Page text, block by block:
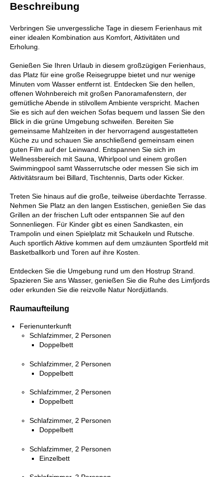
Beschreibung
Verbringen Sie unvergessliche Tage in diesem Ferienhaus mit
einer idealen Kombination aus Komfort, Aktivitäten und
Erholung.
Genießen Sie Ihren Urlaub in diesem großzügigen Ferienhaus,
das Platz für eine große Reisegruppe bietet und nur wenige
Minuten vom Wasser entfernt ist. Entdecken Sie den hellen,
offenen Wohnbereich mit großen Panoramafenstern, der
gemütliche Abende in stilvollem Ambiente verspricht. Machen
Sie es sich auf den weichen Sofas bequem und lassen Sie den
Blick in die grüne Umgebung schweifen. Bereiten Sie
gemeinsame Mahlzeiten in der hervorragend ausgestatteten
Küche zu und schauen Sie anschließend gemeinsam einen
guten Film auf der Leinwand. Entspannen Sie sich im
Wellnessbereich mit Sauna, Whirlpool und einem großen
Swimmingpool samt Wasserrutsche oder messen Sie sich im
Aktivitätsraum bei Billard, Tischtennis, Darts oder Kicker.
Treten Sie hinaus auf die große, teilweise überdachte Terrasse.
Nehmen Sie Platz an den langen Esstischen, genießen Sie das
Grillen an der frischen Luft oder entspannen Sie auf den
Sonnenliegen. Für Kinder gibt es einen Sandkasten, ein
Trampolin und einen Spielplatz mit Schaukeln und Rutsche.
Auch sportlich Aktive kommen auf dem umzäunten Sportfeld mit
Basketballkorb und Toren auf ihre Kosten.
Entdecken Sie die Umgebung rund um den Hostrup Strand.
Spazieren Sie ans Wasser, genießen Sie die Ruhe des Limfjords
oder erkunden Sie die reizvolle Natur Nordjütlands.
Raumaufteilung
Ferienunterkunft
Schlafzimmer, 2 Personen
Doppelbett
Schlafzimmer, 2 Personen
Doppelbett
Schlafzimmer, 2 Personen
Doppelbett
Schlafzimmer, 2 Personen
Doppelbett
Schlafzimmer, 2 Personen
Einzelbett